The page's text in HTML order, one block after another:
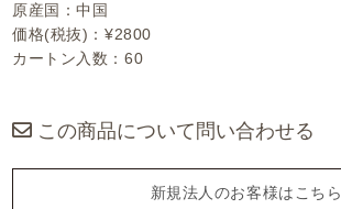
原産国：中国
価格(税抜)：¥2800
カートン入数：60
この商品について問い合わせる
新規法人のお客様はこちら